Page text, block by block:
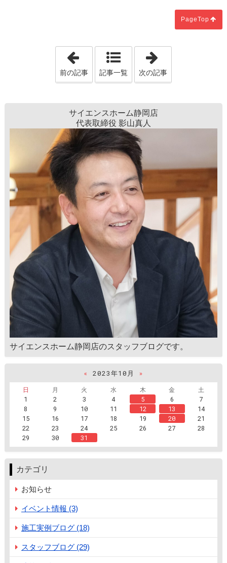
PageTop
「愛犬とおうちキャンプを楽しめるひの
前の記事 記事一覧 次の記事
サイエンスホーム静岡店
代表取締役 影山真人
サイエンスホーム静岡店のスタッフブログです。
« 2023年10月
»
日
月 火 水 木 金
土
1
2 3 4 5 6
7
8
9 10 11 12 13
14
15
16 17 18 19 20
21
22
23 24 25 26 27
28
29
30 31
カテゴリ
お知らせ
イベント情報 (3)
施工実例ブログ (18)
スタッフブログ (29)